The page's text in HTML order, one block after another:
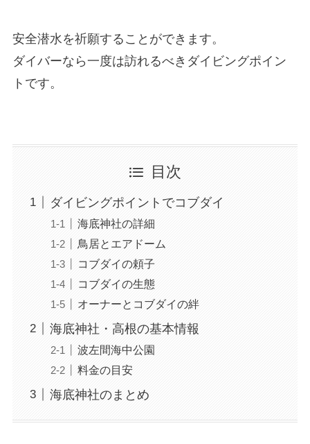
安全潜水を祈願することができます。
ダイバーなら一度は訪れるべきダイビングポイン
トです。
目次
ダイビングポイントでコブダイ
海底神社の詳細
鳥居とエアドーム
コブダイの頼子
コブダイの生態
オーナーとコブダイの絆
海底神社・高根の基本情報
波左間海中公園
料金の目安
海底神社のまとめ